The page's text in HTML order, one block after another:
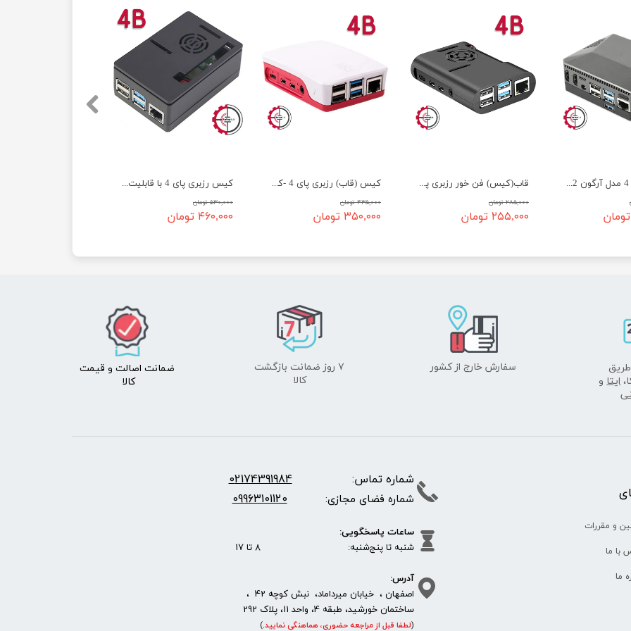
کیس رزبری پای 4 با قابلیت نصب فن و نمایشگر 3.5 اینچی - کد 413
۵۳۰,۰۰۰ تومان
۴۶۰,۰۰۰ تومان
کیس (قاب) رزبری پای 4 -کد 402
۴۳۵,۰۰۰ تومان
۳۵۰,۰۰۰ تومان
قاب(کیس) فن خور رزبری پای 4 -کد 412
۲۸۵,۰۰۰ تومان
۲۵۵,۰۰۰ تومان
کیس رزبری 4 مدل آرگون M2 - قاب(جعبه) رسپبری پای 4
ایتاو
سفارش خارج از کشور
۷ روز ضمانت بازگشت
​​​​​​​کالا
ضمانت اصالت و قیمت​​​​​​​
کالا ​​​​​​​
و مقررات
با ما
ما
شماره تماس: 02174391984
شماره فضای مجازی: 09963101120
ساعات پاسخگویی:
شنبه تا پنج‌شنبه: 8 تا 17
آدرس:
اصفهان ، خیابان میرداماد، نبش کوچه 42 ،
ساختمان خورشید، طبقه 4، واحد 11، پلاک 292
(لطفا قبل از مراجعه حضوری، هماهنگی نمایید.
)